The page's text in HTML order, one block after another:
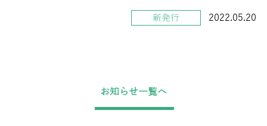
新発行 2022.05.20
お知らせ一覧へ